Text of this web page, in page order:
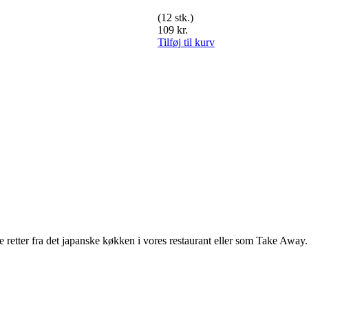
(12 stk.)
109 kr.
Tilføj til kurv
fra det japanske køkken i vores restaurant eller som Take Away.